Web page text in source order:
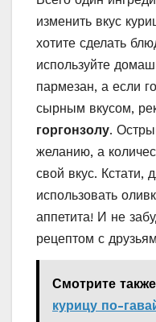
изменить вкус
хотите сделать
используйте
пармезан, а если
сырным вкусом,
горгонзолу.
желанию, а
свой вкус. Кстати,
использовать
аппетита! И не
рецептом с
Смотрите
курицу по-